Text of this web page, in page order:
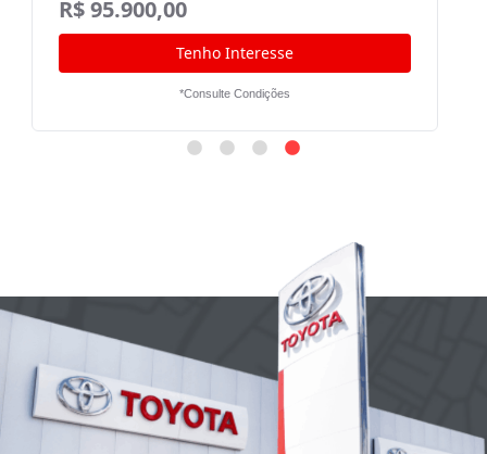
R$ 95.900,00
Tenho Interesse
*Consulte Condições